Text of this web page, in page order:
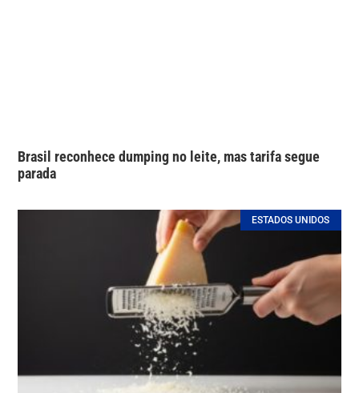
Brasil reconhece dumping no leite, mas tarifa segue
parada
ESTADOS UNIDOS